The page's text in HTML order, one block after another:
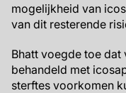
mogelijkheid van
van dit resterende
Bhatt voegde toe dat
behandeld met
sterftes voorkomen